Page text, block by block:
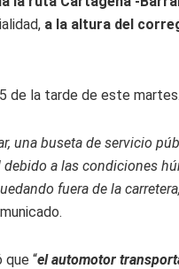
a la altura del
de la tarde de este martes.
una buseta de servicio
a las condiciones
fuera de la
“el automotor